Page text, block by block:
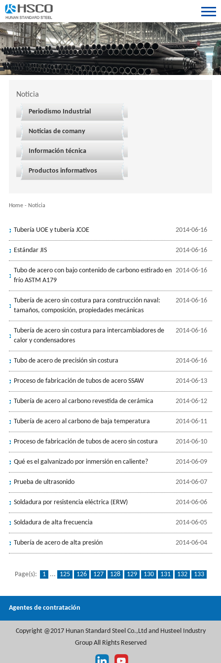
Noticia
Periodismo Industrial
Noticias de comany
Información técnica
Productos informativos
Home- Noticia
2014-06-16
Tubería UOE y tubería JCOE
2014-06-16
Estándar JIS
2014-06-16
Tubo de acero con bajo contenido de carbono estirado en
frío ASTM A179
2014-06-16
Tubería de acero sin costura para construcción naval:
tamaños, composición, propiedades mecánicas
2014-06-16
Tubería de acero sin costura para intercambiadores de
calor y condensadores
2014-06-16
Tubo de acero de precisión sin costura
2014-06-13
Proceso de fabricación de tubos de acero SSAW
2014-06-12
Tubería de acero al carbono revestida de cerámica
2014-06-11
Tubería de acero al carbono de baja temperatura
2014-06-10
Proceso de fabricación de tubos de acero sin costura
2014-06-09
Qué es el galvanizado por inmersión en caliente?
2014-06-07
Prueba de ultrasonido
2014-06-06
Soldadura por resistencia eléctrica (ERW)
2014-06-05
Soldadura de alta frecuencia
2014-06-04
Tubería de acero de alta presión
Page(s): 1 ... 125 126 127 128 129 130 131 132
133
Agentes de contratación
Copyright @2017 Hunan Standard Steel Co.,Ltd and Husteel Industry
Group All Rights Reserved